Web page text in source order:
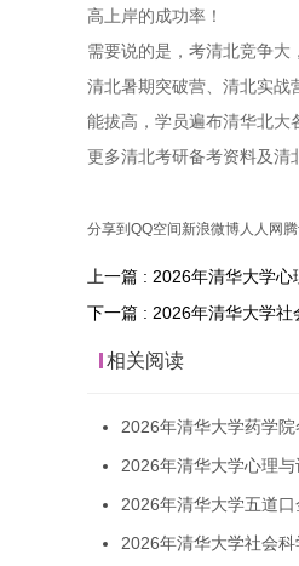
高上岸的成功率！
需要说的是，考清北竞争大
清北暑期突破营、清北实战
能拔高，学员遍布清华北大
更多清北考研备考资料及清
分享到 QQ空间 新浪微博人人网
上一篇 : 2026年清华大学
下一篇 : 2026年清华大学
相关阅读
2026年清华大学药学
2026年清华大学心理
2026年清华大学五道
2026年清华大学社会